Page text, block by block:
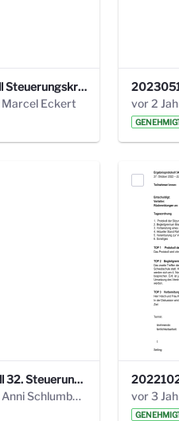
24_4_3 Protokoll Steuerungskreis.pdf
Marcel Eckert
220113 Protokoll 32. Steuerungskreis.pdf
vor 2 Jahren von Anni Schlumberger